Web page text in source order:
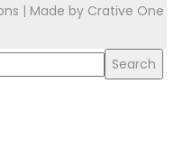
| Made by Crative One
Search